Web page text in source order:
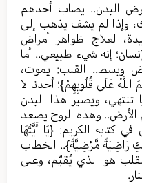
البدن.. يصاب أحدهم
وإذا لم يشف يذهب إلى
لعلاج ظواهر أمراض
إنه شيء طبيعي.. أما
وبسط.. القلب: يموت،
عَلَى قُلُوبِهِمْ}؛ أحدنا لا
تنتهي، ويصير هذا البدن
الأرض.. وهذه الروح يصعد
كتابه الكريم: {يَا أَيَّتُهَا
رَاضِيَةً مَّرْضِيَّةً}.. الخطاب
هو الذي يُقيّم، وعلى